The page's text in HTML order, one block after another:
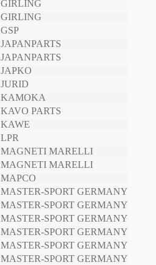
GIRLING
GIRLING
GSP
JAPANPARTS
JAPANPARTS
JAPKO
JURID
KAMOKA
KAVO PARTS
KAWE
LPR
MAGNETI MARELLI
MAGNETI MARELLI
MAPCO
MASTER-SPORT GERMANY
MASTER-SPORT GERMANY
MASTER-SPORT GERMANY
MASTER-SPORT GERMANY
MASTER-SPORT GERMANY
MASTER-SPORT GERMANY